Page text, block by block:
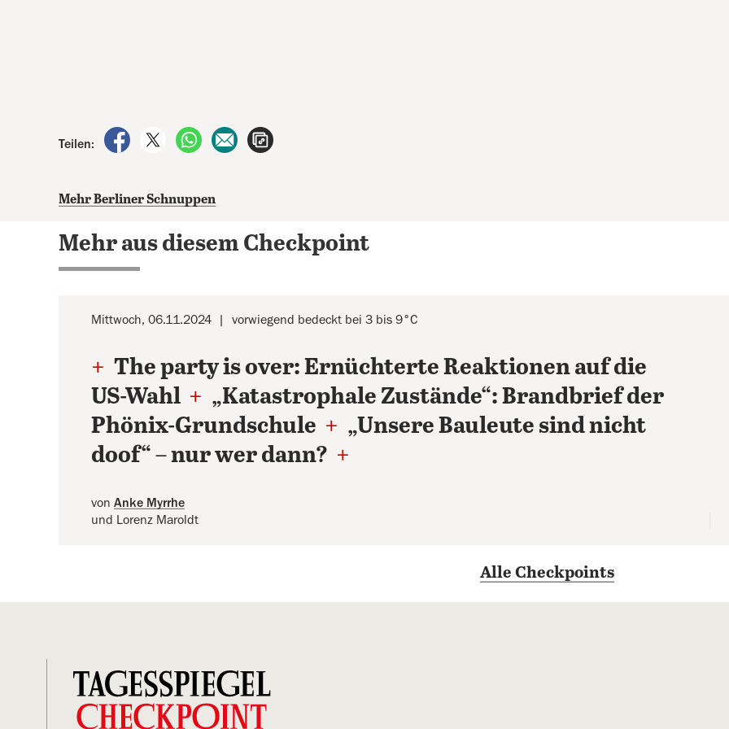
Teilen:
auf Facebook teilen
auf X teilenper WhatsApp teilen
per E-Mail teilen
Mehr Berliner Schnuppen
Mehr aus diesem Checkpoint
Mittwoch, 06.11.2024 vorwiegend bedeckt bei 3 bis 9°C
+ The party is over: Ernüchterte Reaktionen auf die
US-Wahl + „Katastrophale Zustände“: Brandbrief der
Phönix-Grundschule + „Unsere Bauleute sind nicht
doof“ – nur wer dann? +
von Anke Myrrhe
und Lorenz Maroldt
Alle Checkpoints